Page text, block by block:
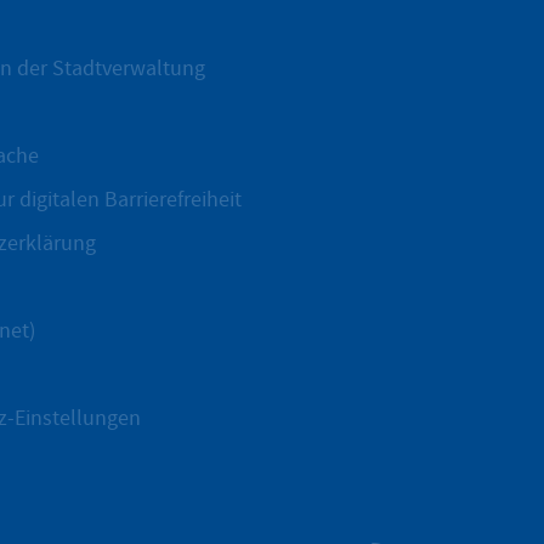
der Stadtverwaltung
digitalen Barrierefreiheit
Einstellungen